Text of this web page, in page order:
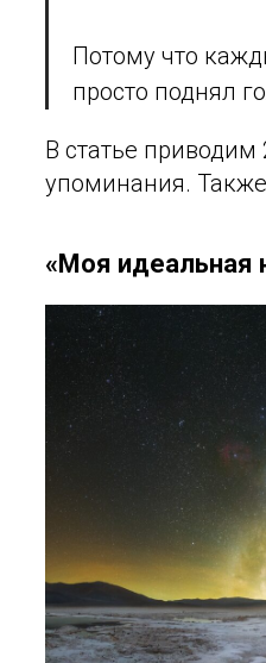
Потому что
просто поднял
В статье
упоминания.
«Моя идеальная